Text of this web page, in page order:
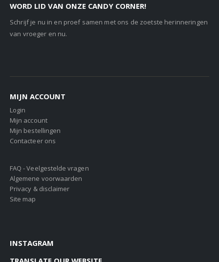
WORD LID VAN ONZE CANDY CORNER!
Schrijf je nu in en proef samen met ons de zoetste herinneringen
van vroeger en nu.
MIJN ACCOUNT
Login
Mijn account
Mijn bestellingen
Contacteer ons
FAQ - Veelgestelde vragen
Algemene voorwaarden
Privacy & disclaimer
Site map
INSTAGRAM